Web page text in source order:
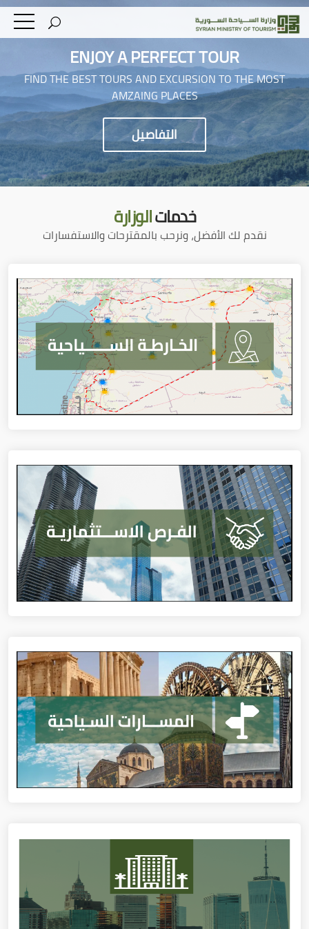
ENJOY A PERFECT TOUR
FIND THE BEST TOURS AND EXCURSION TO THE MOST
AMZAING PLACES
التفاصيل
خدماتالوزارة
نقدم لك الأفضل، ونرحب بالمقترحات والاستفسارات